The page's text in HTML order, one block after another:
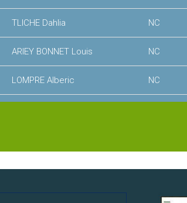
TLICHE Dahlia NC
ARIEY BONNET Louis NC
LOMPRE Alberic NC